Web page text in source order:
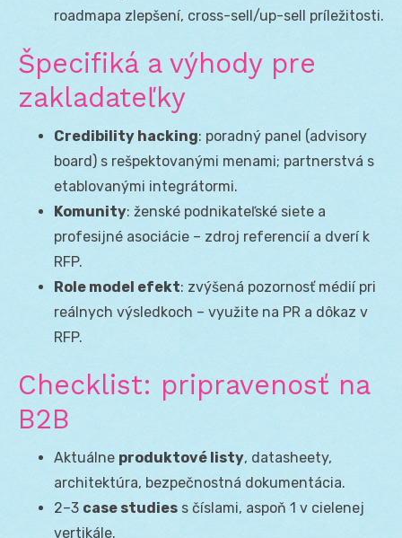
roadmapa zlepšení, cross-sell/up-sell príležitosti.
Špecifiká a výhody pre
zakladateľky
Credibility hacking: poradný panel (advisory
board) s rešpektovanými menami; partnerstvá s
etablovanými integrátormi.
Komunity: ženské podnikateľské siete a
profesijné asociácie – zdroj referencií a dverí k
RFP.
Role model efekt: zvýšená pozornosť médií pri
reálnych výsledkoch – využite na PR a dôkaz v
RFP.
Checklist: pripravenosť na
B2B
Aktuálne produktové listy, datasheety,
architektúra, bezpečnostná dokumentácia.
2–3 case studies s číslami, aspoň 1 v cielenej
vertikále.